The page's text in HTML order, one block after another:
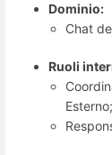
Dominio:
C​hat
Ruoli
Esterno;